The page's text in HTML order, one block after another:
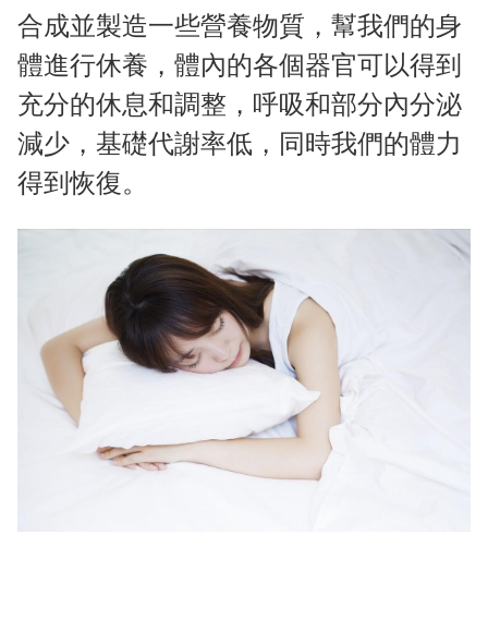
合成並製造一些營養物質，幫我們的身
體進行休養，體內的各個器官可以得到
充分的休息和調整，呼吸和部分內分泌
減少，基礎代謝率低，同時我們的體力
得到恢復。